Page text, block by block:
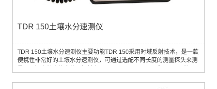
TDR 150土壤水分速测仪
TDR 150土壤水分速测仪主要功能TDR 150采用时域反射技术，是一款
便携性非常好的土壤水分速测仪，可通过选配不同长度的测量探头来测
可存储多达50000个数据，并可以选择存储到U盘中。可以选配蓝牙和